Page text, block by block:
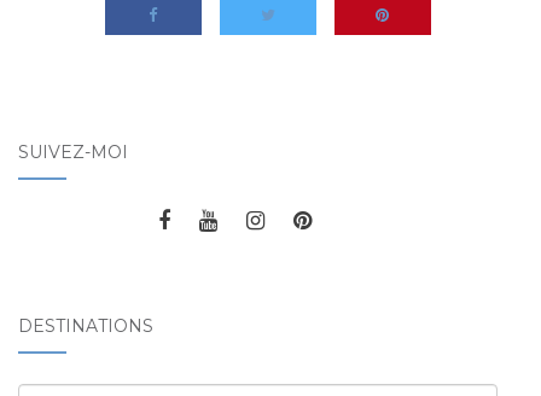
SUIVEZ-MOI
DESTINATIONS